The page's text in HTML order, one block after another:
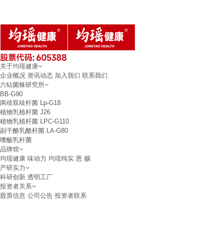
关于均瑶健康
企业概况 资讯动态 加入我们 联系我们
六钻菌株研究所
BB-G90
两歧双歧杆菌 Lp-G18
植物乳植杆菌 J26
植物乳植杆菌 LPC-G110
副干酪乳酪杆菌 LA-G80
嗜酸乳杆菌
品牌馆
均瑶健康 味动力 均瑶纯实 恩 赐
产研实力
科研创新 透明工厂
投资者关系
股票信息 公司公告 投资者联系